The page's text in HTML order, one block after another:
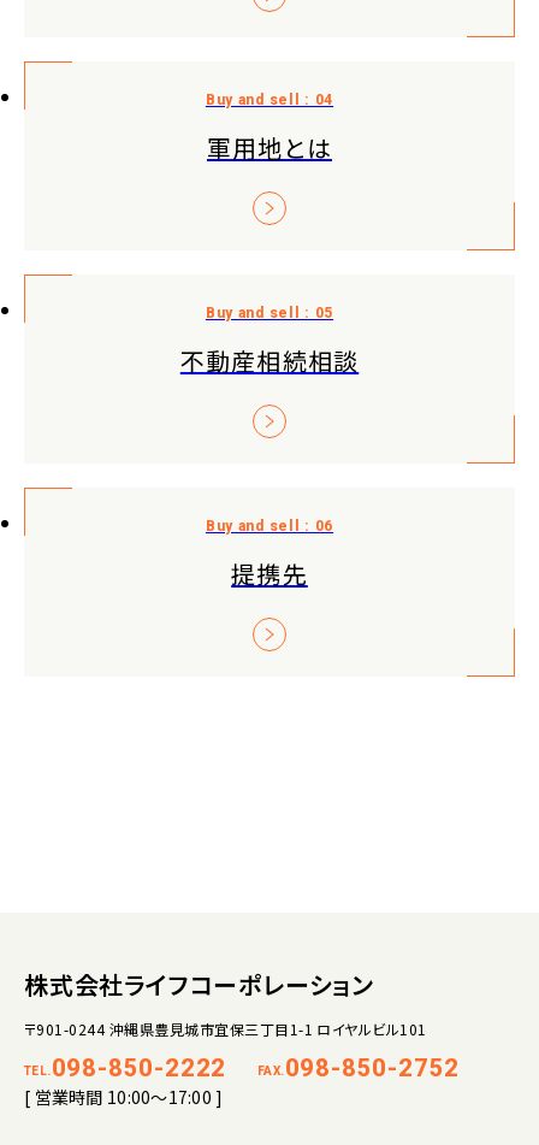
軍用地とは
不動産相続相談
提携先
株式会社ライフコーポレーション
〒901-0244 沖縄県豊見城市宜保三丁目1-1 ロイヤルビル101
TEL. 098-850-2222 FAX. 098-850-2752
[ 営業時間 10:00～17:00 ]